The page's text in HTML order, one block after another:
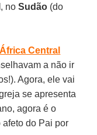
, noSudão (do
África Central
a não ir
Agora, ele vai
se apresenta
agora é o
do Pai por